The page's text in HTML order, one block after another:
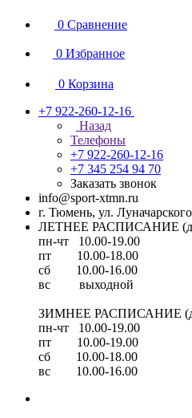
0 Сравнение
0 Избранное
0 Корзина
+7 922-260-12-16
Назад
Телефоны
+7 922-260-12-16
+7 345 254 94 70
Заказать звонок
info@sport-xtmn.ru
г. Тюмень, ул.
ЛЕТНЕЕ РАСПИСАНИЕ
пн-чт 10.00-19.00
пт 10.00-18.00
сб 10.00-16.00
вс выходной
ЗИМНЕЕ РАСПИСАНИЕ
пн-чт 10.00-19.00
пт 10.00-19.00
сб 10.00-18.00
вс 10.00-16.00